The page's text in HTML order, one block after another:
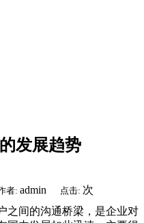
发展趋势
者: admin 点击: 次
之间的沟通桥梁，是企业对